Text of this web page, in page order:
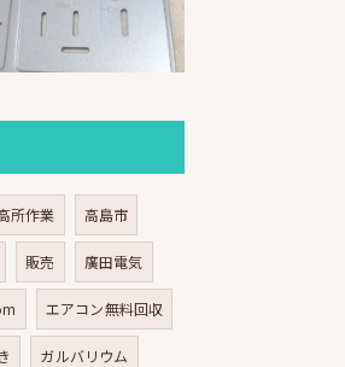
所作業 高島市
販売 廣田電気
エアコン無料回収
ガルバリウム